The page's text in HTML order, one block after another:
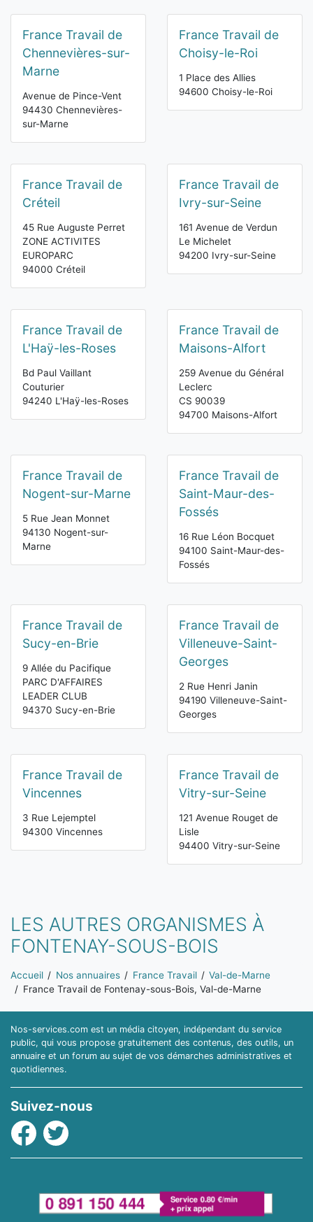
France Travail de
Chennevières-sur-
Marne
Avenue de Pince-Vent
94430 Chennevières-
sur-Marne
France Travail de
Choisy-le-Roi
1 Place des Allies
94600 Choisy-le-Roi
France Travail de
Créteil
45 Rue Auguste Perret
ZONE ACTIVITES
EUROPARC
94000 Créteil
France Travail de
Ivry-sur-Seine
161 Avenue de Verdun
Le Michelet
94200 Ivry-sur-Seine
France Travail de
L'Haÿ-les-Roses
Bd Paul Vaillant
Couturier
94240 L'Haÿ-les-Roses
France Travail de
Maisons-Alfort
259 Avenue du Général
Leclerc
CS 90039
94700 Maisons-Alfort
France Travail de
Nogent-sur-Marne
5 Rue Jean Monnet
94130 Nogent-sur-
Marne
France Travail de
Saint-Maur-des-
Fossés
16 Rue Léon Bocquet
94100 Saint-Maur-des-
Fossés
France Travail de
Sucy-en-Brie
9 Allée du Pacifique
PARC D'AFFAIRES
LEADER CLUB
94370 Sucy-en-Brie
France Travail de
Villeneuve-Saint-
Georges
2 Rue Henri Janin
94190 Villeneuve-Saint-
Georges
France Travail de
Vincennes
3 Rue Lejemptel
94300 Vincennes
France Travail de
Vitry-sur-Seine
121 Avenue Rouget de
Lisle
94400 Vitry-sur-Seine
LES AUTRES ORGANISMES À
FONTENAY-SOUS-BOIS
Vous êtes ici:
Accueil Nos annuaires France Travail
Val-de-Marne
France Travail de Fontenay-sous-Bois, Val-de-Marne
Nos-services.com est un média citoyen, indépendant du service
public, qui vous propose gratuitement des contenus, des outils, un
annuaire et un forum au sujet de vos démarches administratives et
quotidiennes.
Suivez-nous
Facebook
Twitter